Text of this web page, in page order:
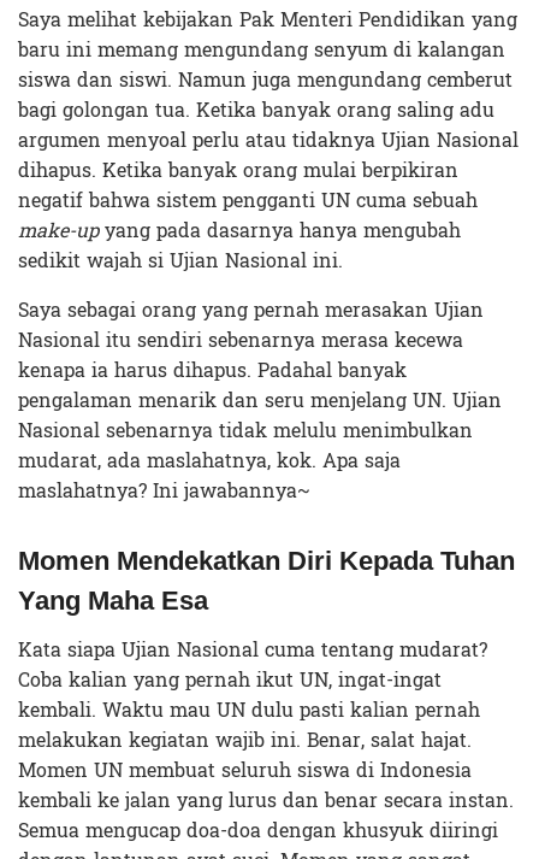
Saya melihat kebijakan Pak Menteri Pendidikan yang
baru ini memang mengundang senyum di kalangan
siswa dan siswi. Namun juga mengundang cemberut
bagi golongan tua. Ketika banyak orang saling adu
argumen menyoal perlu atau tidaknya Ujian Nasional
dihapus. Ketika banyak orang mulai berpikiran
negatif bahwa sistem pengganti UN cuma sebuah
make-upyang pada dasarnya hanya mengubah
sedikit wajah si Ujian Nasional ini.
Saya sebagai orang yang pernah merasakan Ujian
Nasional itu sendiri sebenarnya merasa kecewa
kenapa ia harus dihapus. Padahal banyak
pengalaman menarik dan seru menjelang UN. Ujian
Nasional sebenarnya tidak melulu menimbulkan
mudarat, ada maslahatnya, kok. Apa saja
maslahatnya? Ini jawabannya~
Momen Mendekatkan Diri Kepada Tuhan
Yang Maha Esa
Kata siapa Ujian Nasional cuma tentang mudarat?
Coba kalian yang pernah ikut UN, ingat-ingat
kembali. Waktu mau UN dulu pasti kalian pernah
melakukan kegiatan wajib ini. Benar, salat hajat.
Momen UN membuat seluruh siswa di Indonesia
kembali ke jalan yang lurus dan benar secara instan.
Semua mengucap doa-doa dengan khusyuk diiringi